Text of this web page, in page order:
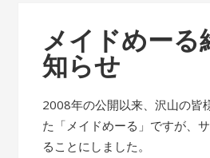
メイドめーる
知らせ
2008年の公開以来、沢山の皆
た「メイドめーる」ですが、
ることにしました。